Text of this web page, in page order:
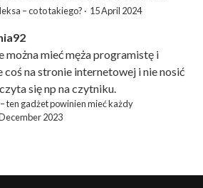
– co to takiego? · 15 April 2024
można mieć męża programistę i
coś na stronie internetowej i nie nosić
się np na czytniku.
ten gadżet powinien mieć każdy
2023